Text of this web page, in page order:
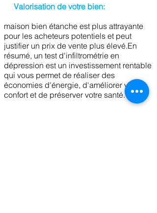
Valorisation de votre bien:
maison bien étanche est plus attrayante
pour les acheteurs potentiels et peut
justifier un prix de vente plus élevé.En
résumé, un test d'infiltrométrie en
dépression est un investissement rentable
qui vous permet de réaliser des
économies d'énergie, d'améliorer votre
confort et de préserver votre santé.